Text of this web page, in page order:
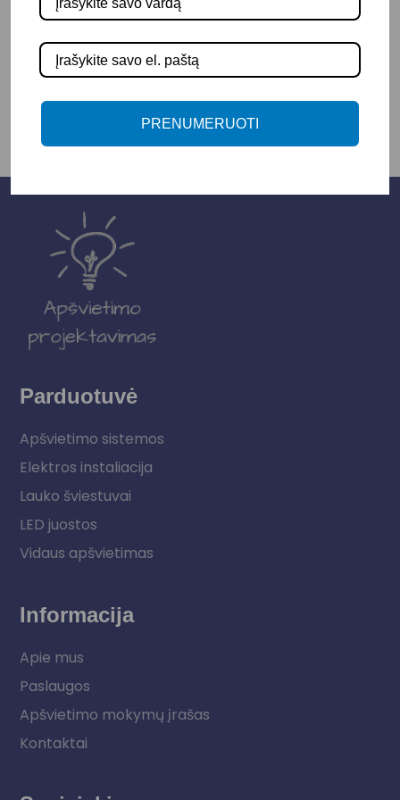
+ Į KREPŠELĮ
Parduotuvė
Apšvietimo sistemos
Elektros instaliacija
Lauko šviestuvai
LED juostos
Vidaus apšvietimas
Informacija
Apie mus
Paslaugos
Apšvietimo mokymų įrašas
Kontaktai
PRENUMERUOTI